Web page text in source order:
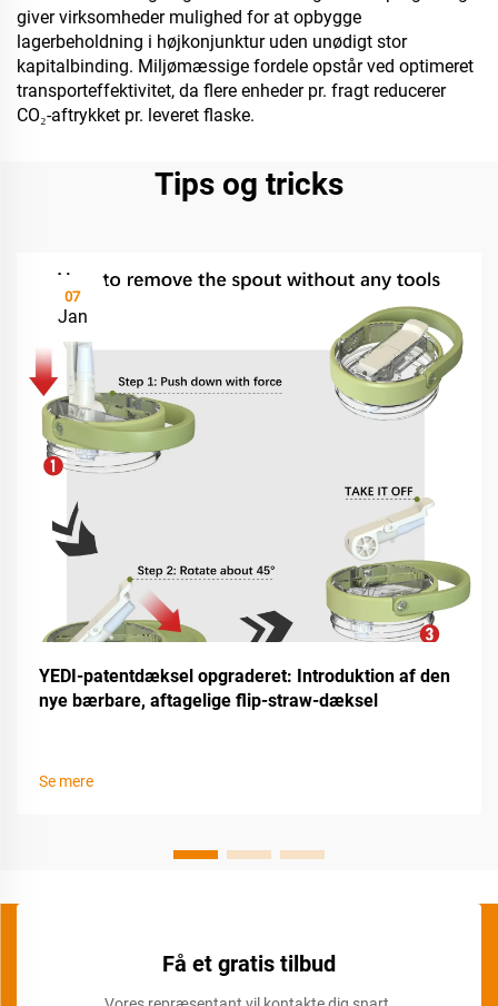
giver virksomheder mulighed for at opbygge
lagerbeholdning i højkonjunktur uden unødigt stor
kapitalbinding. Miljømæssige fordele opstår ved optimeret
transporteffektivitet, da flere enheder pr. fragt reducerer
CO₂-aftrykket pr. leveret flaske.
Tips og tricks
07
Jan
YEDI-patentdæksel opgraderet: Introduktion af den
nye bærbare, aftagelige flip-straw-dæksel
Se mere
Få et gratis tilbud